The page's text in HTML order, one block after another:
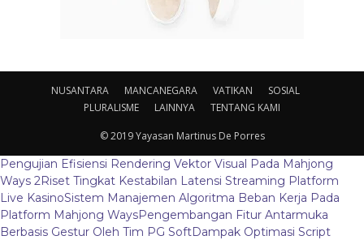
NUSANTARA MANCANEGARA VATIKAN
SOSIAL
PLURALISME
LAINNYA TENTANG KAMI
© 2019 Yayasan Martinus De Porres
Pengujian Efisiensi Rendering Vektor Visual Pada Mahjong
Ways 2Riset Tingkat Kestabilan Latensi Streaming Platform
Live KasinoSistem Manajemen Algoritma Beban Kerja Pada
Platform Mahjong WaysPengembangan Fitur Antarmuka
Berbasis Gestur Oleh Tim PG SoftDampak Optimasi Script